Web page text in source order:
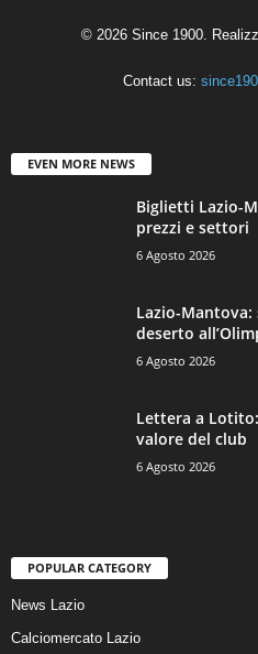
© 2026 Since 1900.
Contact us:
EVEN MORE NEWS
Biglietti Lazio-
prezzi e settori
6 Agosto 2026
Lazio-
deserto
6 Agosto 2026
Lettera a
valore del club
6 Agosto 2026
POPULAR CATEGORY
News Lazio
Calciomercato Lazio